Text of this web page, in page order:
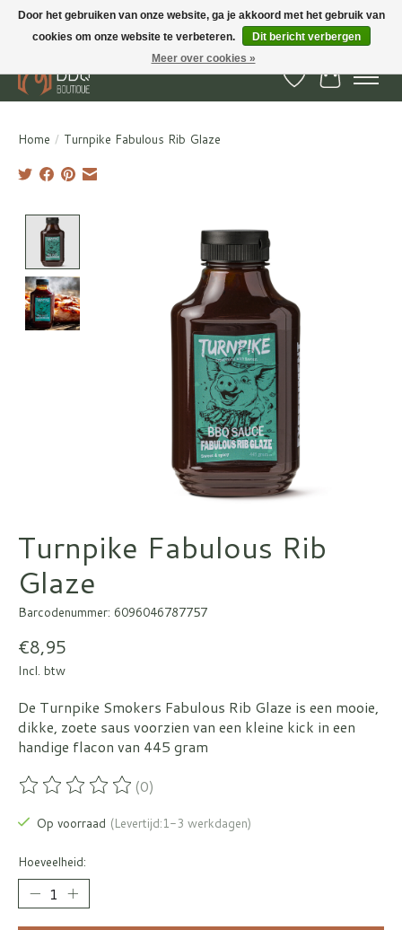
BBQ Boutique - Gratis verzenden en afhalen in Hedel en Kesteren
Verlanglijst
Home / Turnpike Fabulous Rib Glaze
Product image slideshow Items
Turnpike Fabulous Rib
Glaze
Barcodenummer: 6096046787757
€8,95
Incl. btw
De Turnpike Smokers Fabulous Rib Glaze is een mooie,
dikke, zoete saus voorzien van een kleine kick in een
handige flacon van 445 gram
De beoordeling van dit product is
(0)
Op voorraad (Levertijd:1-3 werkdagen)
Hoeveelheid:
Door het gebruiken van onze website, ga je akkoord met het gebruik van
cookies om onze website te verbeteren.
Dit bericht verbergen
Meer over cookies »